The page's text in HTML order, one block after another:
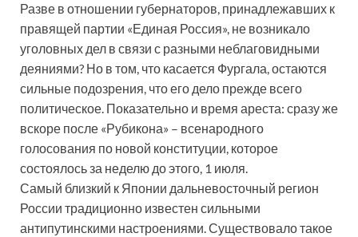
Разве в отношении губернаторов, принадлежавших к
правящей партии «Единая Россия», не возникало
уголовных дел в связи с разными неблаговидными
деяниями? Но в том, что касается Фургала, остаются
сильные подозрения, что его дело прежде всего
политическое. Показательно и время ареста: сразу же
вскоре после «Рубикона» – всенародного
голосования по новой конституции, которое
состоялось за неделю до этого, 1 июля.
Самый близкий к Японии дальневосточный регион
России традиционно известен сильными
антипутинскими настроениями. Существовало такое